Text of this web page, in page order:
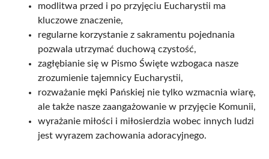
modlitwa przed i po przyjęciu Eucharystii ma
kluczowe znaczenie,
regularne korzystanie z sakramentu pojednania
pozwala utrzymać duchową czystość,
zagłębianie się w Pismo Święte wzbogaca nasze
zrozumienie tajemnicy Eucharystii,
rozważanie męki Pańskiej nie tylko wzmacnia wiarę,
ale także nasze zaangażowanie w przyjęcie Komunii,
wyrażanie miłości i miłosierdzia wobec innych ludzi
jest wyrazem zachowania adoracyjnego.